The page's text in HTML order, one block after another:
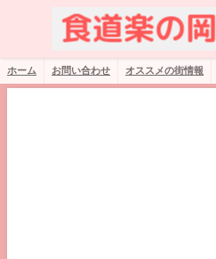
ホーム お問い合わせ オススメの街情報